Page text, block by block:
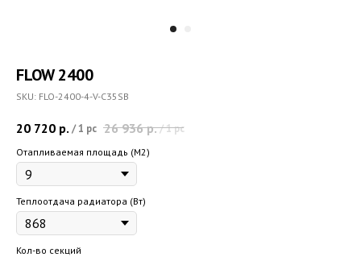
FLOW 2400
SKU: FLO-2400-4-V-C35SB
20 720 р. /1 pc 26 936 р./1 pc
Отапливаемая площадь (M2)
Теплоотдача радиатора (Вт)
Кол-во секций